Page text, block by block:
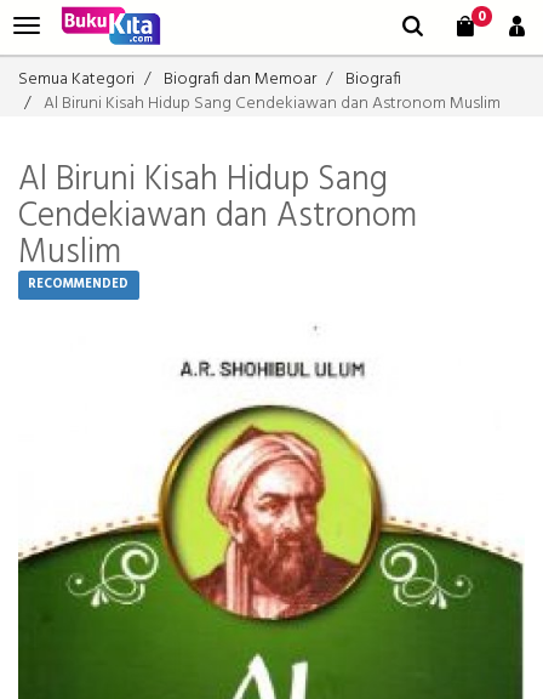
0
Semua Kategori Biografi dan Memoar
Biografi
Al Biruni Kisah Hidup Sang Cendekiawan dan Astronom Muslim
Al Biruni Kisah Hidup Sang
Cendekiawan dan Astronom
Muslim
RECOMMENDED